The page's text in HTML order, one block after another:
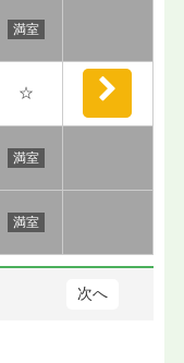
満室
☆
満室
満室
次へ